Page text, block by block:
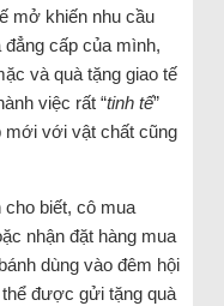
mở khiến nhu cầu
cấp của mình,
và quà tặng giao tế
việc rất “tinh tế”
mới với vật chất cũng
biết, cô mua
nhận đặt hàng mua
dùng vào đêm hội
được gửi tặng quà